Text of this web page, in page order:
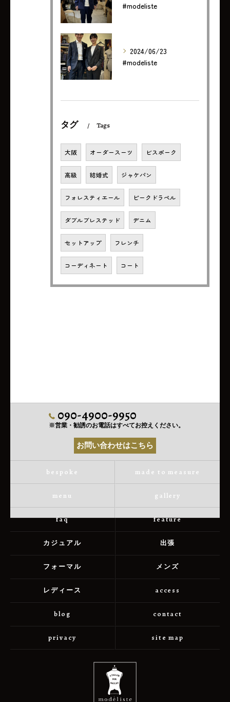
#modeliste
2024/06/23
#modeliste
タグ Tags
大阪 オーダースーツ ビスポーク
高級 結婚式 ジャケパン
フォレスティエール ピークドラペル
ダブルブレステッド デニム
セットアップ フレンチ
コーディネート コート
090-4900-9950
※営業・勧誘のお電話はすべてお控えください。
お問い合わせはこちら
bespoke made to measure
menu gallery
faq feature
カジュアル 出張
フォーマル メンズ
レディース access
blog contact
privacy site map